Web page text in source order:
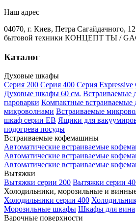
Наш адрес
04070, г. Киев, Петра Сагайдачного,
бытовой техники КОНЦЕПТ ТЫ /
Каталог
Духовые шкафы
Серия 200 Серия 400 Серия Expressive
Духовые шкафы 60 см. Встраиваемые
пароварки Компактные
микроволнами Встраиваемые
шкаф серии EB Ящики для
подогрева посуды
Встраиваемые кофемашины
Автоматические встраиваемые
Автоматические встраиваемые
Автоматические встраиваемые
Вытяжки
Вытяжки серии 200 Вытяжки серии
Холодильники, морозильные и
Холодильники серии 400
Морозильные шкафы Шкафы для вина
Варочные поверхности